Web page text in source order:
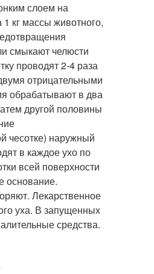
слоем на
кг массы животного,
смыкают челюсти
проводят 2-4 раза
отрицательными
обрабатывают в два
другой половины
чесотке) наружный
в каждое ухо по
всей поверхности
основание.
Лекарственное
уха. В запущенных
средства.